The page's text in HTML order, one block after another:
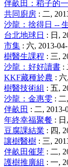
伴畝田：稻子的
共同廚房 : 二,
沙龍：捨得日 --
台北地球日 : 日,
市集 : 六, 2013-
樹醫生課程 : 三,
沙龍：好好讀書 :
KKF藏種於農 :
樹醫技術組 : 五,
沙龍：金惠雯 : 二
伴畝田 : 二, 2013-
年終幸福聚餐 : 日
豆腐課結業 : 四,
讓樹醫樹 : 三,
伴畝田催芽 : 二,
護樹推廣組 : 一,